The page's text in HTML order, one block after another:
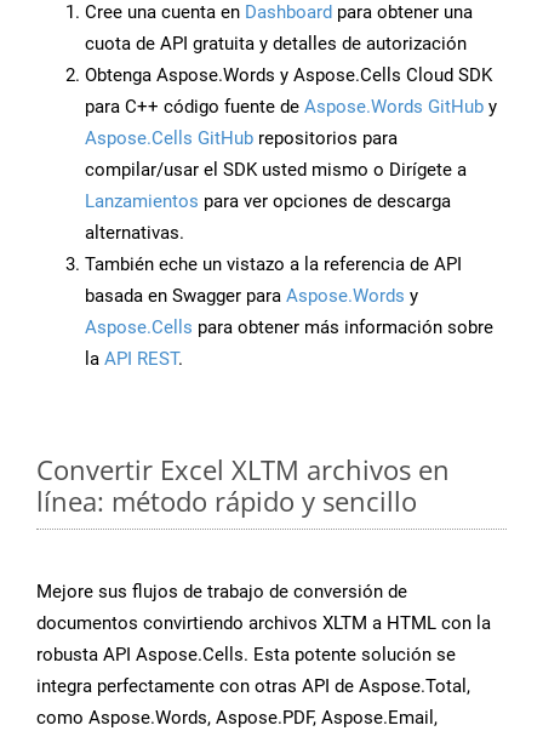
Cree una cuenta en Dashboard para obtener una
cuota de API gratuita y detalles de autorización
Obtenga Aspose.Words y Aspose.Cells Cloud SDK
para C++ código fuente de Aspose.Words GitHub y
Aspose.Cells GitHub repositorios para
compilar/usar el SDK usted mismo o Dirígete a
Lanzamientos para ver opciones de descarga
alternativas.
También eche un vistazo a la referencia de API
basada en Swagger para Aspose.Words y
Aspose.Cells para obtener más información sobre
la API REST.
Convertir Excel XLTM archivos en
línea: método rápido y sencillo
Mejore sus flujos de trabajo de conversión de
documentos convirtiendo archivos XLTM a HTML con la
robusta API Aspose.Cells. Esta potente solución se
integra perfectamente con otras API de Aspose.Total,
como Aspose.Words, Aspose.PDF, Aspose.Email,